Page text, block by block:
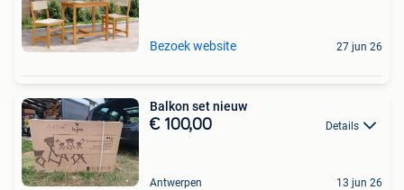
Bezoek website 27 jun 26
Balkon set nieuw
€ 100,00 Details
Antwerpen 13 jun 26